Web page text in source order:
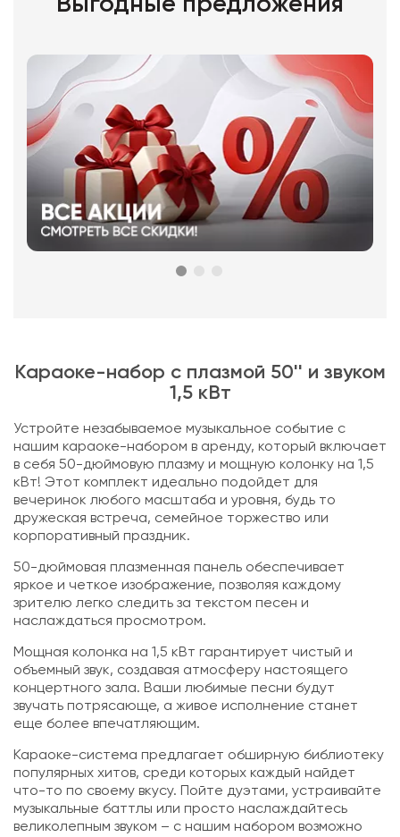
Караоке-набор с плазмой 50'' и звуком
1,5 кВт
Устройте незабываемое музыкальное событие с
нашим караоке-набором в аренду, который включает
в себя 50-дюймовую плазму и мощную колонку на 1,5
кВт! Этот комплект идеально подойдет для
вечеринок любого масштаба и уровня, будь то
дружеская встреча, семейное торжество или
корпоративный праздник.
50-дюймовая плазменная панель обеспечивает
яркое и четкое изображение, позволяя каждому
зрителю легко следить за текстом песен и
наслаждаться просмотром.
Мощная колонка на 1,5 кВт гарантирует чистый и
объемный звук, создавая атмосферу настоящего
концертного зала. Ваши любимые песни будут
звучать потрясающе, а живое исполнение станет
еще более впечатляющим.
Караоке-система предлагает обширную библиотеку
популярных хитов, среди которых каждый найдет
что-то по своему вкусу. Пойте дуэтами, устраивайте
музыкальные баттлы или просто наслаждайтесь
великолепным звуком – с нашим набором возможно